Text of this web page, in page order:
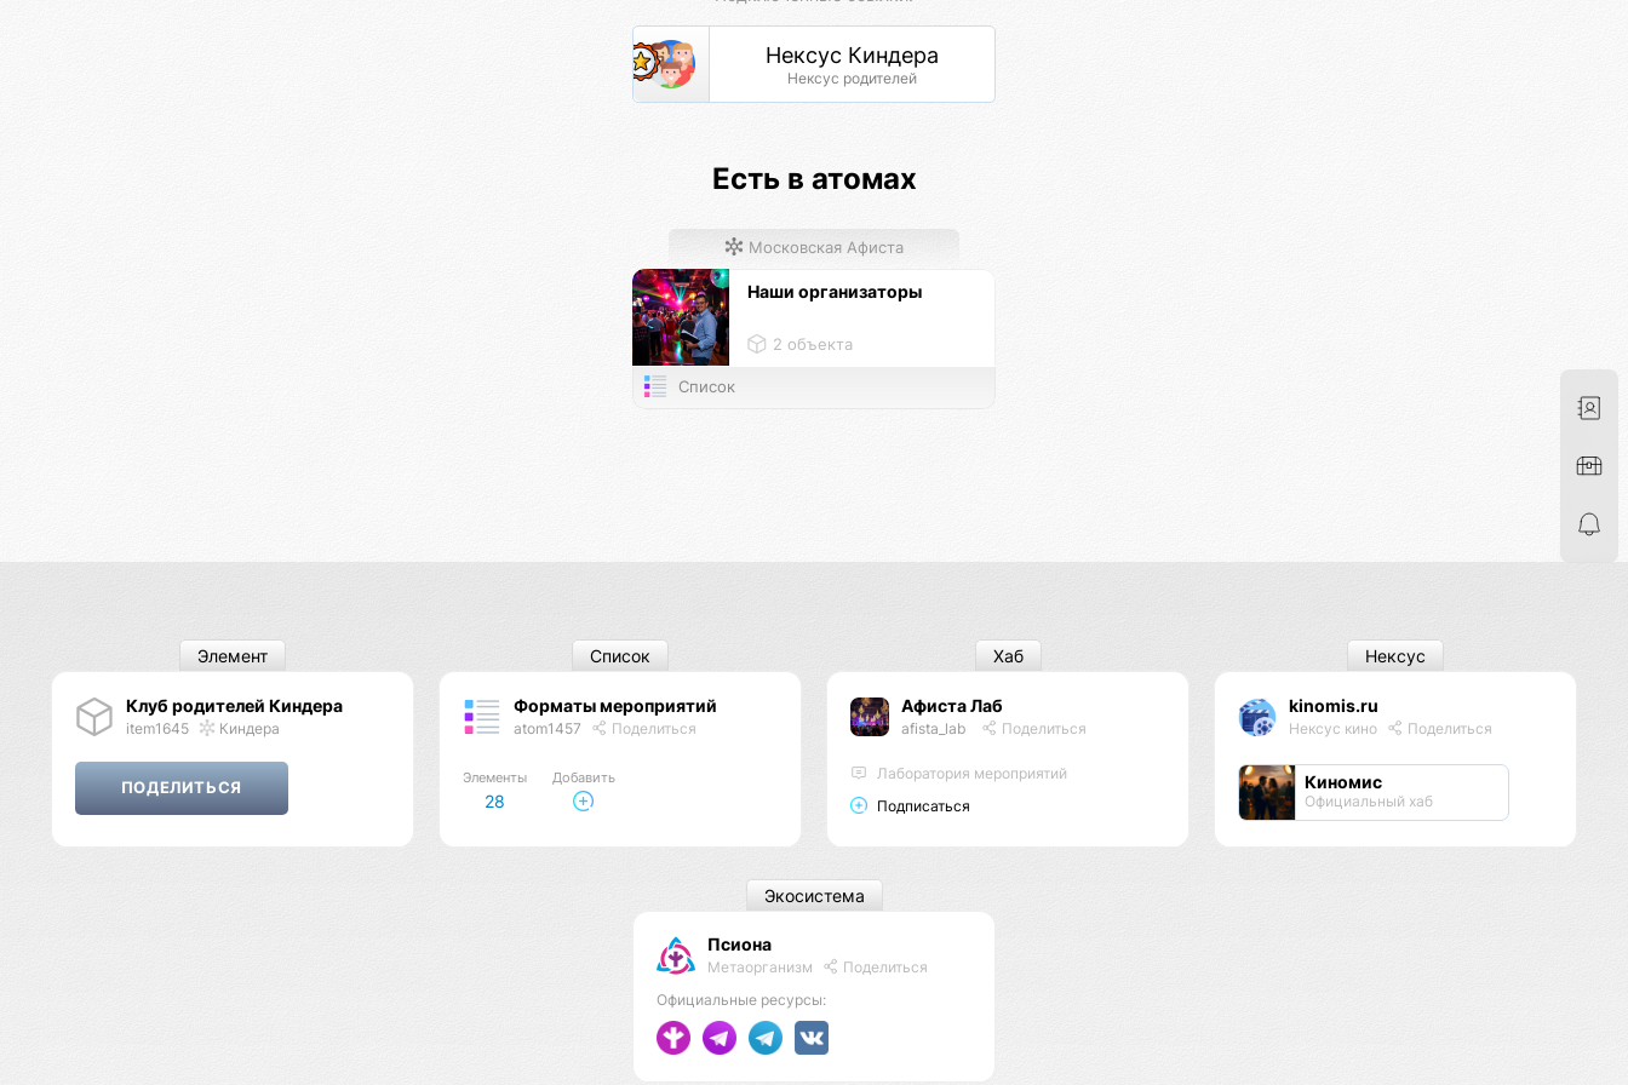
Нексус Киндера
Нексус родителей
Есть в атомах
Московская Афиста
Наши организаторы
2 объекта
Список
Клуб родителей Киндера
item1645 Киндера
Элемент
Форматы мероприятий
atom1457 Поделиться
Элементы
28
Добавить
Список
Афиста Лаб
afista_lab Поделиться
Лаборатория мероприятий
Подписаться
Хаб
kinomis.ru
Нексус кино Поделиться
Киномис
Официальный хаб
Нексус
Псиона
Метаорганизм
Поделиться
Официальные ресурсы:
Экосистема